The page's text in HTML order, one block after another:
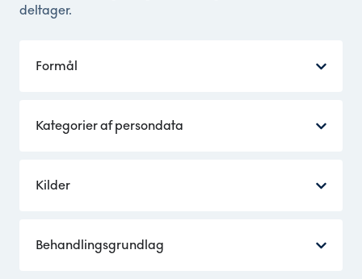
deltager.
Formål
Kategorier af persondata
Kilder
Behandlingsgrundlag